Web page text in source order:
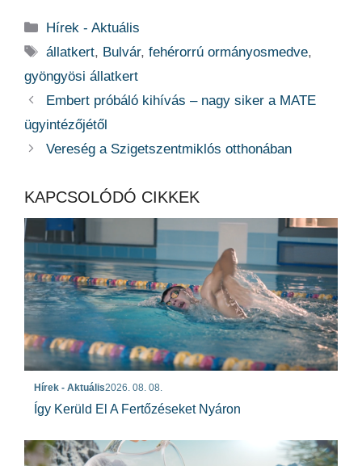
Kategória
Hírek - Aktuális
Címkék
állatkert, Bulvár,fehérorrú ormányosmedve,
gyöngyösi állatkert
Embert próbáló kihívás – nagy siker a MATE
ügyintézőjétől
Vereség a Szigetszentmiklós otthonában
KAPCSOLÓDÓ CIKKEK
Hírek - Aktuális2026. 08. 08.
Így Kerüld El A Fertőzéseket Nyáron